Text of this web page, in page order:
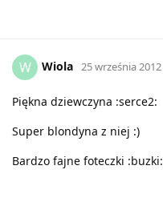
W Wiola 25 września 2012
Piękna dziewczyna :serce2:
Super blondyna z niej :)
Bardzo fajne foteczki :buzki: